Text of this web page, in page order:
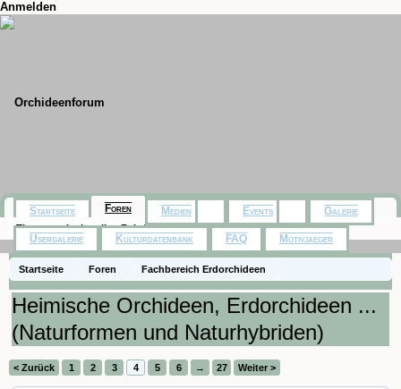
Anmelden
Startseite Foren Fachbereich Erdorchideen
Heimische Orchideen, Erdorchideen ...
(Naturformen und Naturhybriden)
< Zurück 1 2 3 4 5 6 → 27 Weiter >
Startseite Foren
Themen mit aktuellen Beiträgen
Medien Events Galerie
Usergalerie Kulturdatenbank FAQ Motivjaeger